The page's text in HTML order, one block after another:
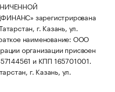
зарегистрирована
г. Казань, ул.
наименование: ООО
организации присвоен
и КПП 165701001.
г. Казань, ул.